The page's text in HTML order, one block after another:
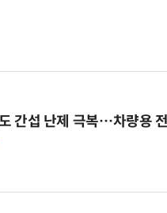
간섭 난제 극복…차량용